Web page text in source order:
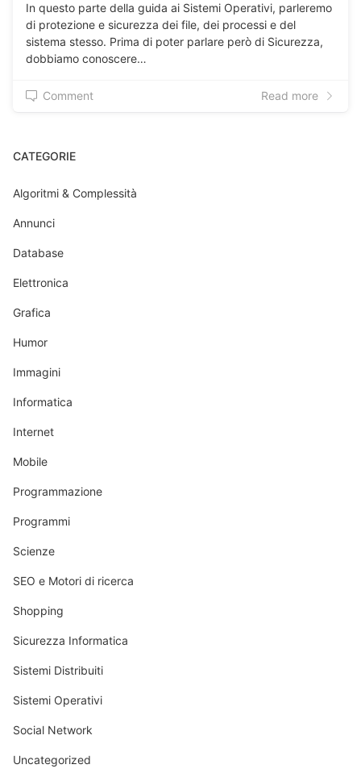
In questo parte della guida ai Sistemi Operativi, parleremo
di protezione e sicurezza dei file, dei processi e del
sistema stesso. Prima di poter parlare però di Sicurezza,
dobbiamo conoscere…
Comment Read more
CATEGORIE
Algoritmi & Complessità
Annunci
Database
Elettronica
Grafica
Humor
Immagini
Informatica
Internet
Mobile
Programmazione
Programmi
Scienze
SEO e Motori di ricerca
Shopping
Sicurezza Informatica
Sistemi Distribuiti
Sistemi Operativi
Social Network
Uncategorized